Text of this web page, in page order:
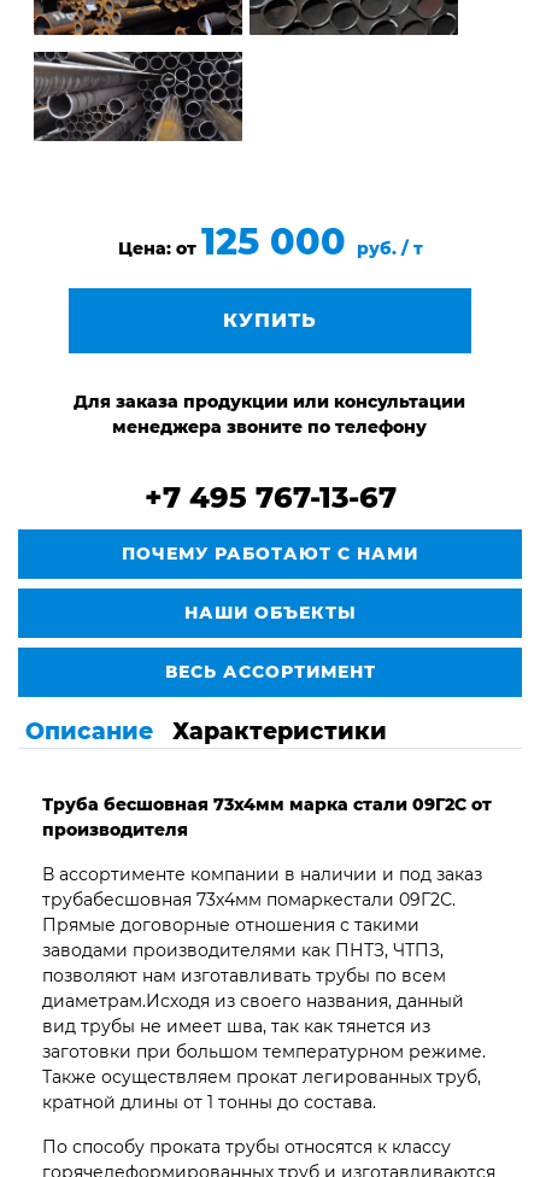
Цена: от 125 000 руб. / т
КУПИТЬ
Для заказа продукции или консультации
менеджера звоните по телефону
+7 495 767-13-67
ПОЧЕМУ РАБОТАЮТ С НАМИ
НАШИ ОБЪЕКТЫ
ВЕСЬ АССОРТИМЕНТ
Описание Характеристики
Труба бесшовная 73х4мм марка стали 09Г2С от
производителя
В ассортименте компании в наличии и под заказ
трубабесшовная 73х4мм помаркестали 09Г2С.
Прямые договорные отношения с такими
заводами производителями как ПНТЗ, ЧТПЗ,
позволяют нам изготавливать трубы по всем
диаметрам.Исходя из своего названия, данный
вид трубы не имеет шва, так как тянется из
заготовки при большом температурном режиме.
Также осуществляем прокат легированных труб,
кратной длины от 1 тонны до состава.
По способу проката трубы относятся к классу
горячедеформированных труб и изготавливаются